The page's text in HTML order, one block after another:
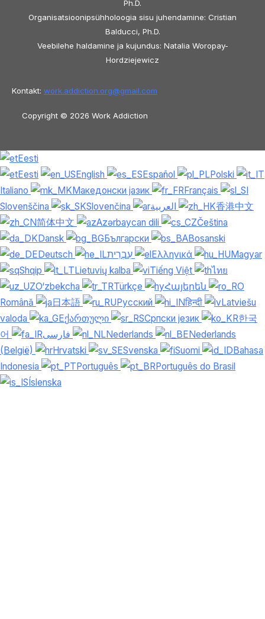
Ph.D.
Organisatsioonipsühholoogia sisu juhendamine: Cristian
Balducci, Ph.D.
Veebilehe haldamine ja kujundus: Natalia Woropay-
Hordziejewicz
Kontakt: work.addiction.org@gmail.com
Copyright © 2026 Work Addiction
Eesti
Eesti
English Español
Polski
Italiano
Македонски јазик
Français
Slovenščina
Slovenčina
香港中文
简体中文
Azərbaycan dili
Čeština
Dansk
Български
Bosanski
Deutsch
Ελληνικά
Magyar
Shqip
Lietuvių kalba Tiếng Việt
ไทย
O‘zbekcha
Türkçe
Հայերեն
Română
日本語 Русский हिन्दी
Latviešu
valoda
ქართული Српски језик
한국
어
Nederlands
Nederlands
(België)
Hrvatski Svenska Suomi
Bahasa
Indonesia
Português
Português do Brasil
Íslenska